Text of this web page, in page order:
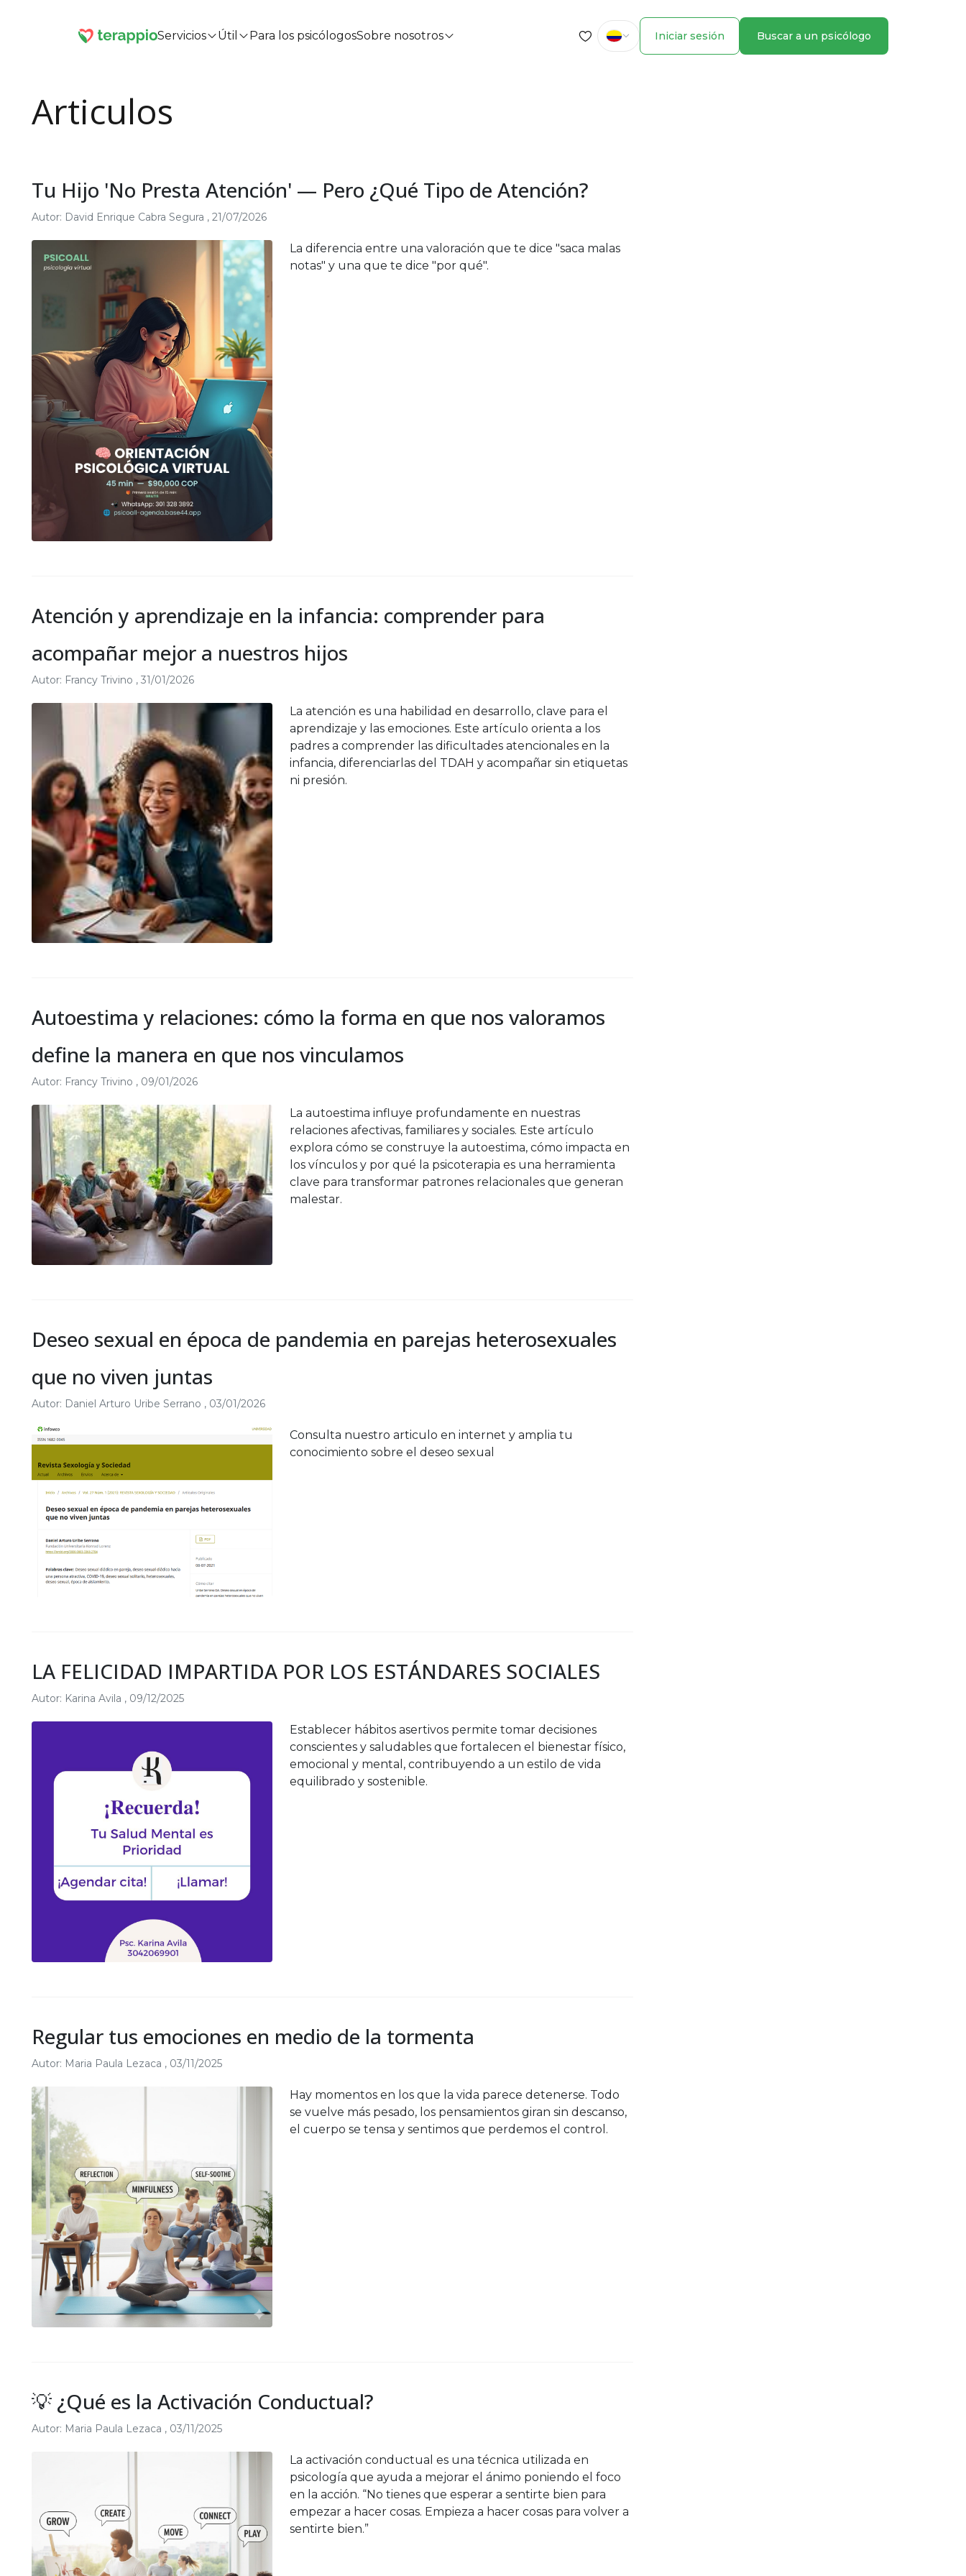
Servicios Útil Para los psicólogosSobre nosotros Iniciar sesión Buscar a un psicólogo
Articulos
Tu Hijo 'No Presta Atención' — Pero ¿Qué Tipo de Atención?
Autor: David Enrique Cabra Segura , 21/07/2026
La diferencia entre una valoración que te dice "saca malas
notas" y una que te dice "por qué".
Atención y aprendizaje en la infancia: comprender para
acompañar mejor a nuestros hijos
Autor: Francy Trivino , 31/01/2026
La atención es una habilidad en desarrollo, clave para el
aprendizaje y las emociones. Este artículo orienta a los
padres a comprender las dificultades atencionales en la
infancia, diferenciarlas del TDAH y acompañar sin etiquetas
ni presión.
Autoestima y relaciones: cómo la forma en que nos valoramos
define la manera en que nos vinculamos
Autor: Francy Trivino , 09/01/2026
La autoestima influye profundamente en nuestras
relaciones afectivas, familiares y sociales. Este artículo
explora cómo se construye la autoestima, cómo impacta en
los vínculos y por qué la psicoterapia es una herramienta
clave para transformar patrones relacionales que generan
malestar.
Deseo sexual en época de pandemia en parejas heterosexuales
que no viven juntas
Autor: Daniel Arturo Uribe Serrano , 03/01/2026
Consulta nuestro articulo en internet y amplia tu
conocimiento sobre el deseo sexual
LA FELICIDAD IMPARTIDA POR LOS ESTÁNDARES SOCIALES
Autor: Karina Avila , 09/12/2025
Establecer hábitos asertivos permite tomar decisiones
conscientes y saludables que fortalecen el bienestar físico,
emocional y mental, contribuyendo a un estilo de vida
equilibrado y sostenible.
Regular tus emociones en medio de la tormenta
Autor: Maria Paula Lezaca , 03/11/2025
Hay momentos en los que la vida parece detenerse. Todo
se vuelve más pesado, los pensamientos giran sin descanso,
el cuerpo se tensa y sentimos que perdemos el control.
💡 ¿Qué es la Activación Conductual?
Autor: Maria Paula Lezaca , 03/11/2025
La activación conductual es una técnica utilizada en
psicología que ayuda a mejorar el ánimo poniendo el foco
en la acción. “No tienes que esperar a sentirte bien para
empezar a hacer cosas. Empieza a hacer cosas para volver a
sentirte bien.”